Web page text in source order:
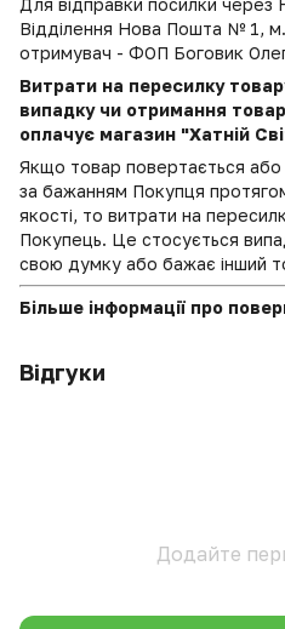
Для відправки посилки через
Відділення Нова Пошта № 1,
отримувач - ФОП Боговик
Витрати на пересилку
випадку чи отримання
оплачує магазин "Хатній
Якщо товар повертається або
за бажанням Покупця
якості, то витрати на
Покупець. Це стосується
свою думку або бажає інший
Більше інформації про
Відгуки
Додайте